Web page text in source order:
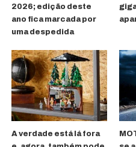
2026; edição deste
ano fica marcada por
uma despedida
A verdade está lá fora